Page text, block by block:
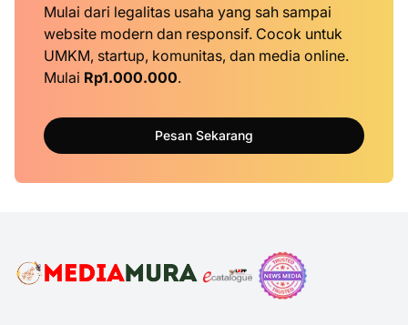
Mulai dari legalitas usaha yang sah sampai
website modern dan responsif. Cocok untuk
UMKM, startup, komunitas, dan media online.
Mulai Rp1.000.000.
Pesan Sekarang